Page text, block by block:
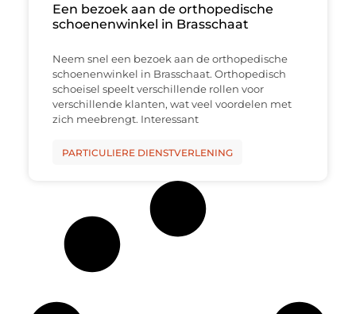
Een bezoek aan de orthopedische
schoenenwinkel in Brasschaat
Neem snel een bezoek aan de orthopedische
schoenenwinkel in Brasschaat. Orthopedisch
schoeisel speelt verschillende rollen voor
verschillende klanten, wat veel voordelen met
zich meebrengt. Interessant
PARTICULIERE DIENSTVERLENING